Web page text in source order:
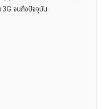
3G จนถึงปัจจุบัน